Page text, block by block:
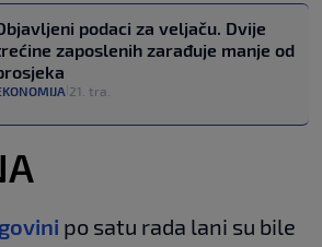
podaci za veljaču. Dvije
zaposlenih zarađuje manje od
21. tra.
po satu rada lani su bile